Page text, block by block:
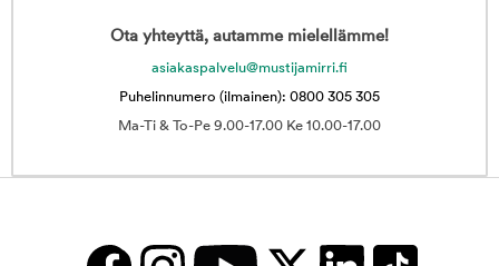
Ota yhteyttä, autamme mielellämme!
asiakaspalvelu@mustijamirri.fi
Puhelinnumero (ilmainen): 0800 305 305
Ma-Ti & To-Pe 9.00-17.00 Ke 10.00-17.00